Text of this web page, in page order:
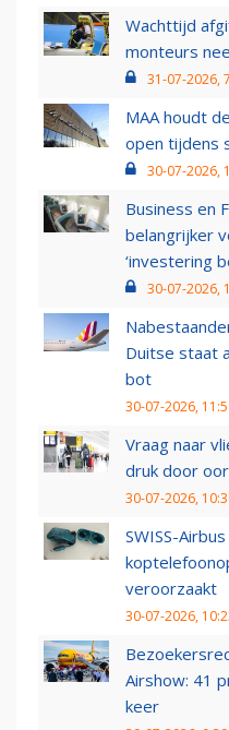
Wachttijd
monteurs
31-07-2026,
MAA houdt
open tijdens
30-07-2026,
Business en
belangrijker
‘investering
30-07-2026,
Duitse staat
bot
30-07-2026,
Vraag naar
druk door
30-07-2026,
SWISS-
veroorzaakt
30-07-2026,
Airshow: 41
keer